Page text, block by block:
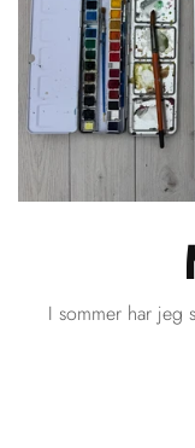
I sommer har jeg